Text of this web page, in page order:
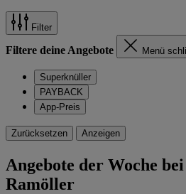
Filter
Filtere deine Angebote Menü
Superknüller
PAYBACK
App-Preis
Zurücksetzen Anzeigen
Angebote der Woche
Ramöller